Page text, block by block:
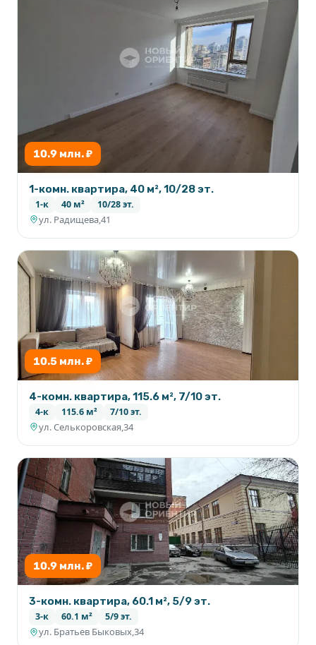
10.9 млн. ₽
1-комн. квартира, 40 м², 10/28 эт.
1-к 40 м² 10/28 эт.
ул. Радищева,41
10.5 млн. ₽
4-комн. квартира, 115.6 м², 7/10 эт.
4-к 115.6 м² 7/10 эт.
ул. Селькоровская,34
10.9 млн. ₽
3-комн. квартира, 60.1 м², 5/9 эт.
3-к 60.1 м² 5/9 эт.
ул. Братьев Быковых,34